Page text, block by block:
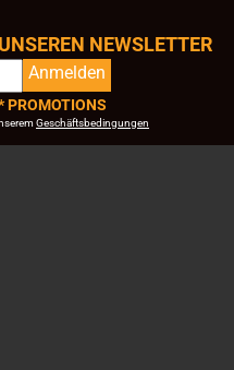
NEWSLETTER
Anmelden
PROMOTIONS
Geschäftsbedingungen